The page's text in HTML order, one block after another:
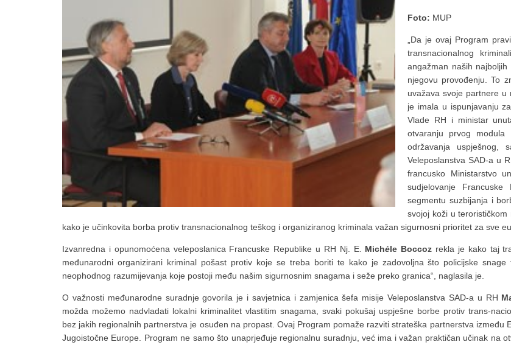
Foto: MUP
„Da je ovaj Program
transnacionalnog
angažman naših
njegovu provođenju. To
uvažava svoje partnere
je imala u ispunjavanju
Vlade RH i ministar
otvaranju prvog
održavanja uspješnog,
Veleposlanstva SAD-a u
francusko Ministarstvo
sudjelovanje
segmentu suzbijanja i
svojoj koži u
kako je učinkovita borba protiv transnacionalnog teškog i organiziranog kriminala važan sigurnosni prioritet za sve
Izvanredna i opunomoćena veleposlanica Francuske Republike u RH Nj. E. Michèle Boccoz rekla je kako taj
međunarodni organizirani kriminal pošast protiv koje se treba boriti te kako je zadovoljna što policijske
neophodnog razumijevanja koje postoji među našim sigurnosnim snagama i seže preko granica“, naglasila je.
O važnosti međunarodne suradnje govorila je i savjetnica i zamjenica šefa misije Veleposlanstva SAD-a u RH
možda možemo nadvladati lokalni kriminalitet vlastitim snagama, svaki pokušaj uspješne borbe protiv trans-
bez jakih regionalnih partnerstva je osuđen na propast. Ovaj Program pomaže razviti strateška partnerstva između
Jugoistočne Europe. Program ne samo što unaprjeđuje regionalnu suradnju, već ima i važan praktičan učinak na